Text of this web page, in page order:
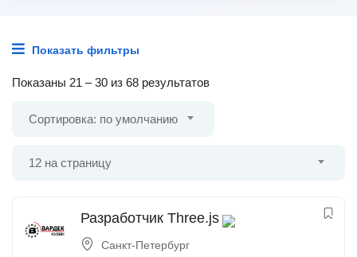
Показать фильтры
Показаны 21 –30 из 68 результатов
Сортировка: по умолчанию
12 на страницу
Разработчик Three.js
Санкт-Петербург